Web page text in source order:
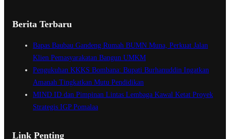
Berita Terbaru
Bapas Baubau Gandeng Rumah BUMN Muna, Perkuat Jalan
Klien Pemasyarakatan Bangun UMKM
Pengukuhan KKKS Bombana: Bupati Burhanuddin Ingatkan
Amanah Tingkatkan Mutu Pendidikan
MIND ID dan Pimpinan Lintas Lembaga Kawal Ketat Proyek
Strategis IGP Pomalaa
Link Penting